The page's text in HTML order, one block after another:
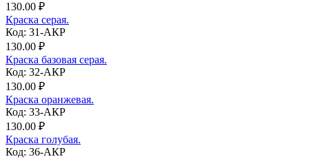
130.00 ₽
Краска серая.
Код: 31-АКР
130.00 ₽
Краска базовая серая.
Код: 32-АКР
130.00 ₽
Краска оранжевая.
Код: 33-АКР
130.00 ₽
Краска голубая.
Код: 36-АКР